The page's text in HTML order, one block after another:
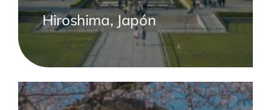
Hiroshima, Japón